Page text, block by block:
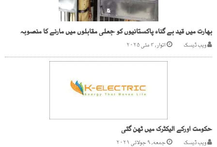
بھارت میں قید بے گناہ پاکستانیوں کو جعلی مقابلوں میں مارنے کا منصوبہ
ویب ڈیسک اتوار, ۴ مئی ۲۰۲۵
حکومت اورکے الیکٹرک میں ٹھن گئی
ویب ڈیسک جمعه, ۹ جولائی ۲۰۲۱